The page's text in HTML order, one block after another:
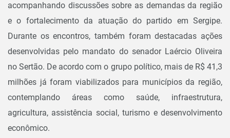
acompanhando discussões sobre as demandas da região
e o fortalecimento da atuação do partido em Sergipe.
Durante os encontros, também foram destacadas ações
desenvolvidas pelo mandato do senador Laércio Oliveira
no Sertão. De acordo com o grupo político, mais de R$ 41,3
milhões já foram viabilizados para municípios da região,
contemplando áreas como saúde, infraestrutura,
agricultura, assistência social, turismo e desenvolvimento
econômico.